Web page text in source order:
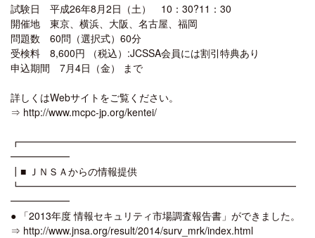
試験日 平成26年8月2日（土） 10：30?11：30
開催地 東京、横浜、大阪、名古屋、福岡
問題数 60問（選択式）60分
受検料 8,600円 （税込）:JCSSA会員には割引特典あり
申込期間 7月4日（金） まで
詳しくはWebサイトをご覧ください。
⇒ http://www.mcpc-jp.org/kentei/
┏━━━━━━━━━━━━━━━━━━━━━━━━━━━━
━━━━━━
┃■ ＪＮＳＡからの情報提供
┗━━━━━━━━━━━━━━━━━━━━━━━━━━━━
━━━━━━
● 「2013年度 情報セキュリティ市場調査報告書」ができました。
⇒ http://www.jnsa.org/result/2014/surv_mrk/index.html